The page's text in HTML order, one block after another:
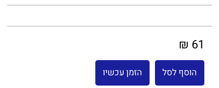
61 ₪
הוסף לסל הזמן עכשיו